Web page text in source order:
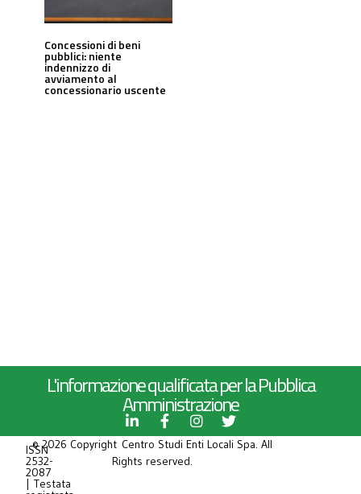
Concessioni di beni
pubblici: niente
indennizzo di
avviamento al
concessionario uscente
L'informazione qualificata per la Pubblica
Amministrazione
ISSN
2532-
2087
| Testata
© 2026 Copyright Centro Studi Enti Locali Spa. All
Rights reserved.